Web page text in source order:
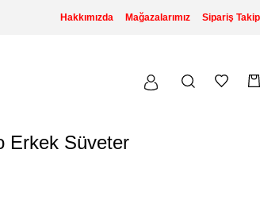
Hakkımızda Mağazalarımız Sipariş Takip
Erkek Süveter